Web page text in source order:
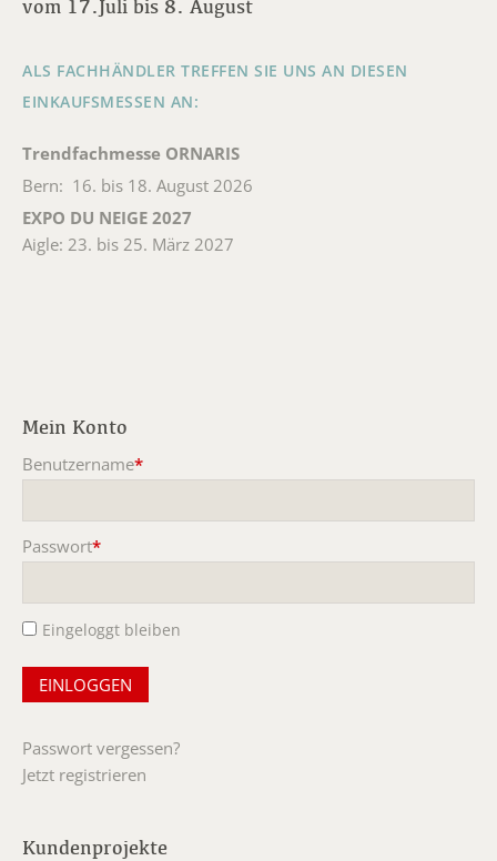
vom 17.Juli bis 8. August
ALS FACHHÄNDLER TREFFEN SIE UNS AN DIESEN
EINKAUFSMESSEN AN:
Trendfachmesse ORNARIS
Bern: 16. bis 18. August 2026
EXPO DU NEIGE 2027
Aigle: 23. bis 25. März 2027
Mein Konto
Benutzername*
Passwort*
Eingeloggt bleiben
Passwort vergessen?
Jetzt registrieren
Kundenprojekte